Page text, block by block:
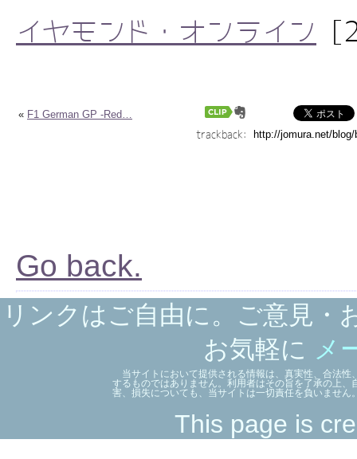
イヤモンド・オンライン
« F1 German GP -Red…
trackback:
Go back.
リンクはご自由に。ご意見・
お気軽に メ
当サイトにおいて提供される情報は、真実性、合法性
するものではありません。利用者はその旨を了承の上
害、損失についても、当サイトは一切責任を負いません
This page is